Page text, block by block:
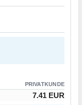
PRIVATKUNDE
7.41 EUR